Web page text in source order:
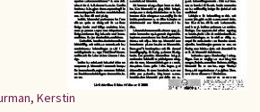
Kerstin